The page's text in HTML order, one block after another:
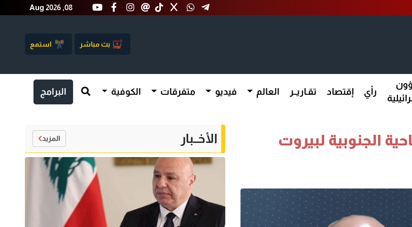
Aug 2026 ,08
بث مباشر استمع
رأي إقتصاد تقـاريــر العالم فيديو متفرقات الكوفية البرامج
الجنوبية لبيروت الأخــبار المزيد